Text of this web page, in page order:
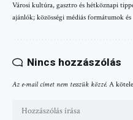
Városi kultúra, gasztro és hétköznapi
ajánlók; közösségi médiás formátumok
Nincs hozzászólás
Az e-mail címet nem tesszük közzé. A